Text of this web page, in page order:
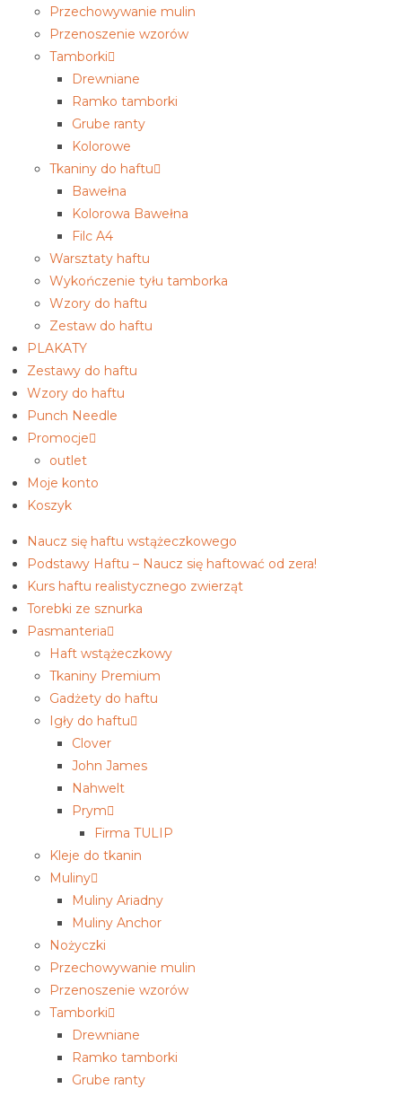
Przechowywanie mulin
Przenoszenie wzorów
Tamborki
Drewniane
Ramko tamborki
Grube ranty
Kolorowe
Tkaniny do haftu
Bawełna
Kolorowa Bawełna
Filc A4
Warsztaty haftu
Wykończenie tyłu tamborka
Wzory do haftu
Zestaw do haftu
PLAKATY
Zestawy do haftu
Wzory do haftu
Punch Needle
Promocje
outlet
Moje konto
Koszyk
Naucz się haftu wstążeczkowego
Podstawy Haftu – Naucz się haftować od zera!
Kurs haftu realistycznego zwierząt
Torebki ze sznurka
Pasmanteria
Haft wstążeczkowy
Tkaniny Premium
Gadżety do haftu
Igły do haftu
Clover
John James
Nahwelt
Prym
Firma TULIP
Kleje do tkanin
Muliny
Muliny Ariadny
Muliny Anchor
Nożyczki
Przechowywanie mulin
Przenoszenie wzorów
Tamborki
Drewniane
Ramko tamborki
Grube ranty